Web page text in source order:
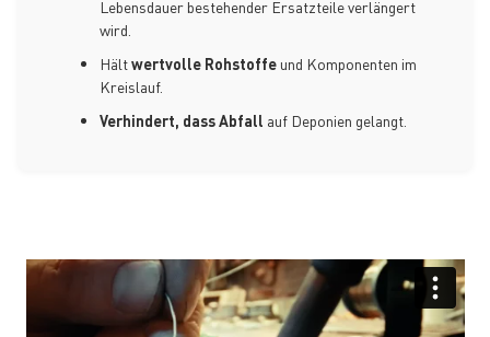
Lebensdauer bestehender Ersatzteile verlängert
wird.
Hältwertvolle Rohstoffe und Komponenten im
Kreislauf.
Verhindert, dass Abfall auf Deponien gelangt.